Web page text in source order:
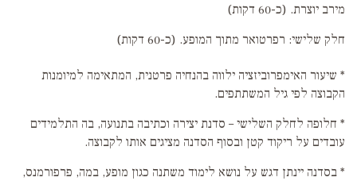
מירב יוצרת. (כ-60 דקות)
חלק שלישי: רפרטואר מתוך המופע. (כ-60 דקות)
* שיעור האימפרוביזציה ילווה בהנחיה פרטנית, המתאימה למיומנות
הקבוצה לפי גיל המשתתפים.
* חלופה לחלק השלישי – סדנת יצירה וכתיבה בתנועה, בה התלמידים
עובדים על ריקוד קטן ובסוף הסדנה מציגים אותו לקבוצה.
* בסדנה יינתן דגש על נושא לימוד משתנה כגון מופע, במה, פרפורמנס,